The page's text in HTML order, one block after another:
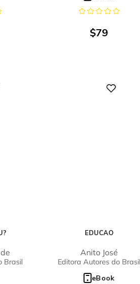
$79
Brasil
EDUCAO
Anito José
Editora Autores do Brasil
eBook